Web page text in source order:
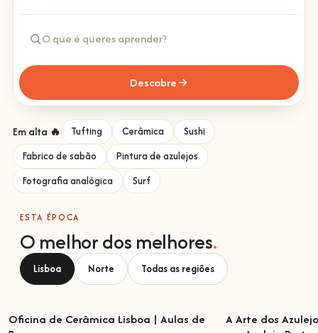
Descobre
Em alta 🔥 Tufting Cerâmica
Sushi
Fabrico de sabão
Pintura de azulejos
Fotografia analógica
Surf
ESTA ÉPOCA
O melhor dos melhores.
Lisboa Norte Todas as regiões
Oficina de Cerâmica Lisboa | Aulas de
A Arte dos